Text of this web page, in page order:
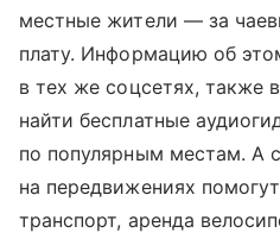
местные жители — за
плату. Информацию об
в тех же соцсетях, также
найти бесплатные
по популярным местам. А
на передвижениях
транспорт, аренда